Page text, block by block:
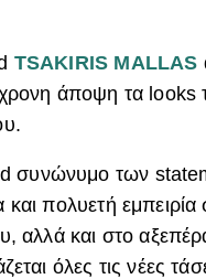
TSAKIRIS MALLAS
άποψη τα
συνώνυμο των
και πολυετή
αλλά και στο
όλες τις νέες